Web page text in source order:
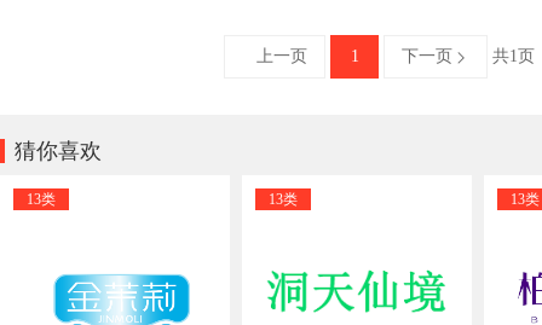
上一页 1 下一页  共1页
猜你喜欢
13类 13类 13类